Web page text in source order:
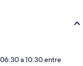
a 10:30 entre